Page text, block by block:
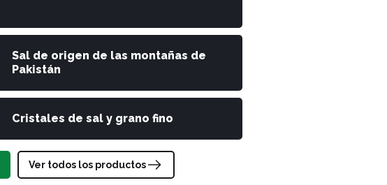
Sal de origen de las montañas de
Pakistán
Cristales de sal y grano fino
Ver todos los productos